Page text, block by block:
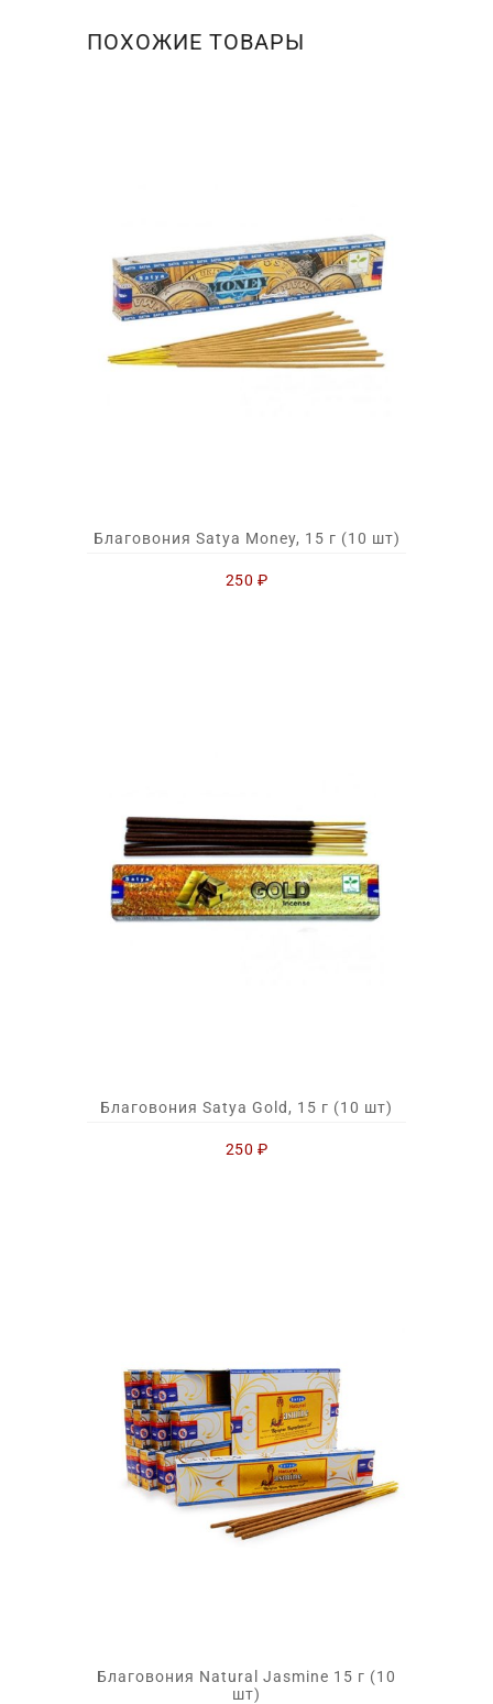
ПОХОЖИЕ ТОВАРЫ
Благовония Satya Money, 15 г (10 шт)
250 ₽
Благовония Satya Gold, 15 г (10 шт)
250 ₽
Благовония Natural Jasmine 15 г (10
шт)